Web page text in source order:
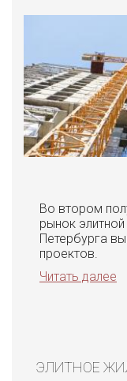
Во втором
рынок
Петербурга
проектов.
Читать далее
ЭЛИТНОЕ